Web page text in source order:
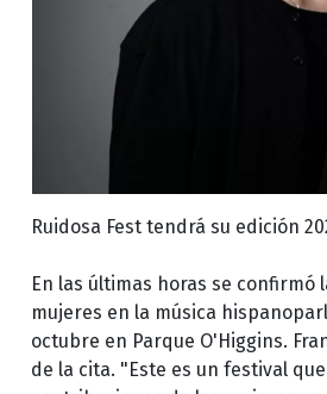
Ruidosa Fest tendrá su edición
En las últimas horas se
mujeres en la música
octubre en Parque O'Higgins.
de la cita. "Este es un festival